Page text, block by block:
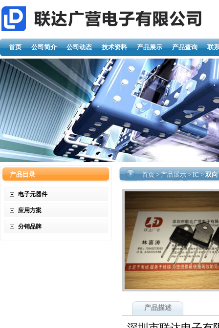
首页 公司简介 公司动态 技术资料 产品展示 产品查询 联
产品目录
电子元器件
应用方案
分销品牌
首页>产品展示>IC>双
产品描述